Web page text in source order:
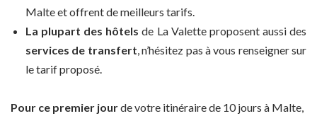
Malte et offrent de meilleurs tarifs.
La plupart des hôtels de La Valette proposent aussi des
services de transfert , n’hésitez pas à vous renseigner sur
le tarif proposé.
Pour ce premier jourde votre itinéraire de 10 jours à Malte,